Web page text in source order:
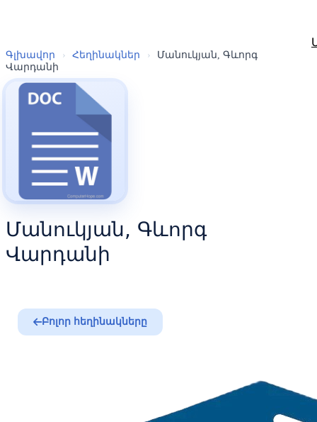
Գլխավոր › Հեղինակներ ›
Մանուկյան, Գևորգ
Վարդանի
Մանուկյան, Գևորգ
Վարդանի
Բոլոր հեղինակները